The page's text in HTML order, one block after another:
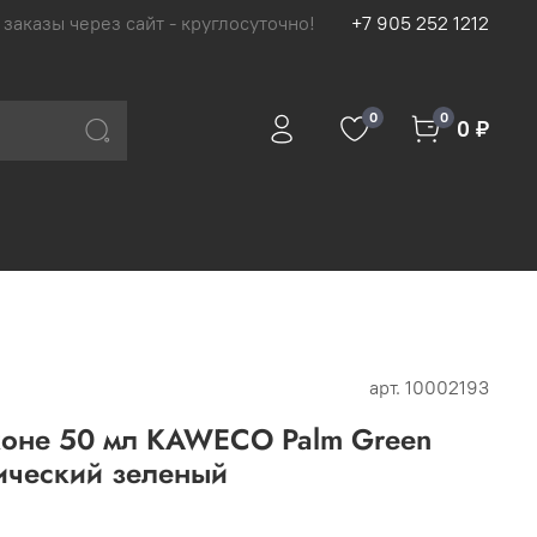
через сайт - круглосуточно! +7 905 252 1212
0 0 0 ₽
арт. 10002193
50 мл KAWECO Palm Green
зеленый